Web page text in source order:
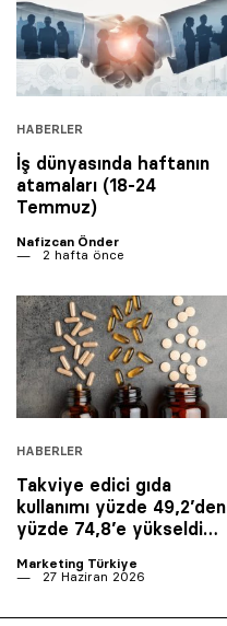
HABERLER
İş dünyasında haftanın
atamaları (18-24
Temmuz)
Nafizcan Önder
2 hafta önce
HABERLER
Takviye edici gıda
kullanımı yüzde 49,2’den
yüzde 74,8’e yükseldi…
Marketing Türkiye
27 Haziran 2026